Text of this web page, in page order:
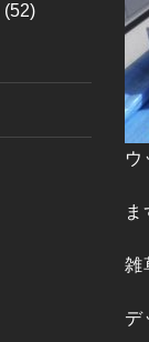
ウ
雑
デ
(52)